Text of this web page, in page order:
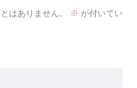
はありません。 ※ が付いてい